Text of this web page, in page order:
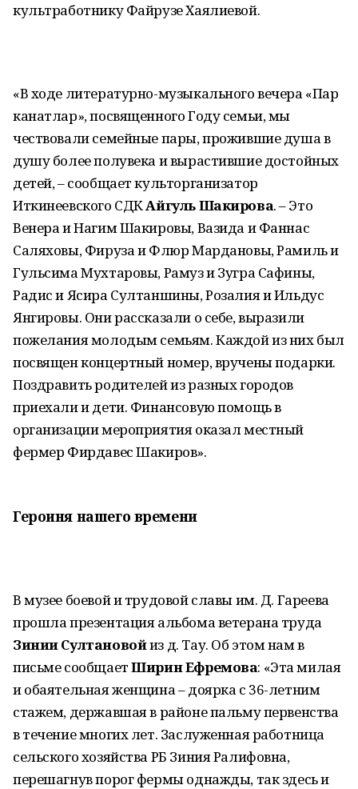
культработнику Файрузе Хаялиевой.
«В ходе литературно-музыкального вечера «Пар
канатлар», посвященного Году семьи, мы
чествовали семейные пары, прожившие душа в
душу более полувека и вырастившие достойных
детей, – сообщает культорганизатор
Иткинеевского СДКАйгуль Шакирова. – Это
Венера и Нагим Шакировы, Вазида и Фаннас
Саляховы, Фируза и Флюр Мардановы, Рамиль и
Гульсима Мухтаровы, Рамуз и Зугра Сафины,
Радис и Ясира Султаншины, Розалия и Ильдус
Янгировы. Они рассказали о себе, выразили
пожелания молодым семьям. Каждой из них был
посвящен концертный номер, вручены подарки.
Поздравить родителей из разных городов
приехали и дети. Финансовую помощь в
организации мероприятия оказал местный
фермер Фирдавес Шакиров».
Героиня нашего времени
В музее боевой и трудовой славы им. Д. Гареева
прошла презентация альбома ветерана труда
Зинии Султановойиз д. Тау. Об этом нам в
письме сообщаетШирин Ефремова: «Эта милая
и обаятельная женщина – доярка с 36-летним
стажем, державшая в районе пальму первенства
в течение многих лет. Заслуженная работница
сельского хозяйства РБ Зиния Ралифовна,
перешагнув порог фермы однажды, так здесь и